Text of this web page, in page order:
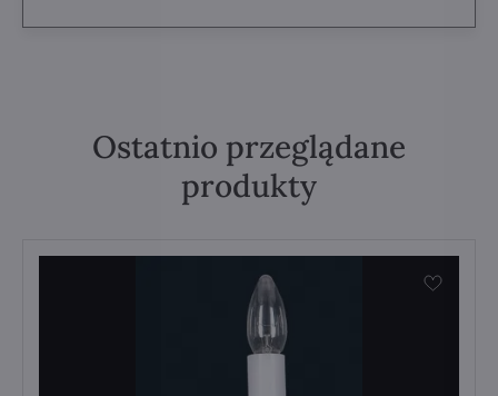
Ostatnio przeglądane
produkty